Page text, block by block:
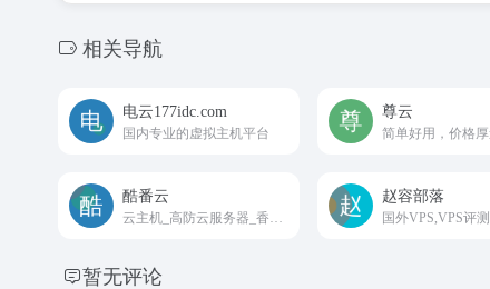
相关导航
电云177idc.com
国内专业的虚拟主机平台
尊云
酷番云 赵容部落
暂无评论